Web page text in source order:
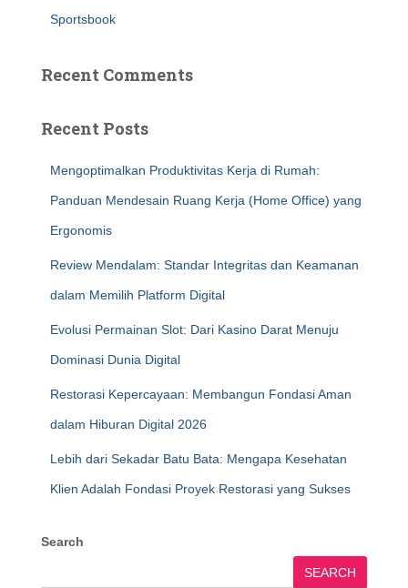
Sportsbook
Recent Comments
Recent Posts
Mengoptimalkan Produktivitas Kerja di Rumah:
Panduan Mendesain Ruang Kerja (Home Office) yang
Ergonomis
Review Mendalam: Standar Integritas dan Keamanan
dalam Memilih Platform Digital
Evolusi Permainan Slot: Dari Kasino Darat Menuju
Dominasi Dunia Digital
Restorasi Kepercayaan: Membangun Fondasi Aman
dalam Hiburan Digital 2026
Lebih dari Sekadar Batu Bata: Mengapa Kesehatan
Klien Adalah Fondasi Proyek Restorasi yang Sukses
Search
SEARCH